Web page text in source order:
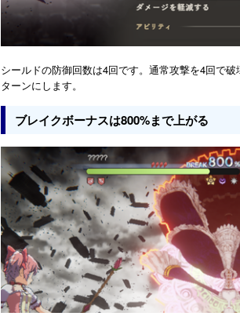
シールドの防御回数は4回です。通常攻撃を4回で
ターンにします。
ブレイクボーナスは800%まで上がる